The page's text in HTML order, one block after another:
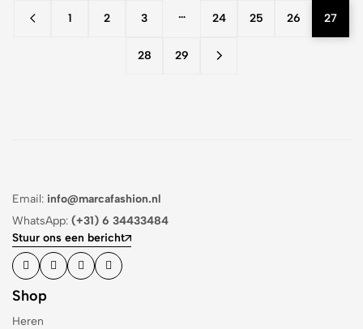
1 2 3 … 24 25 26 27
28 29
Email: info@marcafashion.nl
WhatsApp: (+31) 6 34433484
Stuur ons een bericht
Shop
Heren